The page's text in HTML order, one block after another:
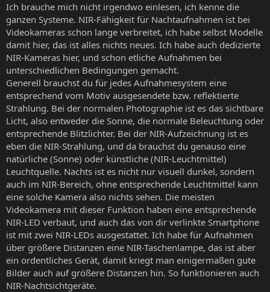
Ich brauche mich nicht irgendwo einlesen, ich kenne die
ganzen Systeme. NIR-Fähigkeit für Nachtaufnahmen ist bei
Videokameras schon lange verbreitet, ich habe selbst Modelle
damit hier, das ist alles nichts neues. Ich habe auch dedizierte
NIR-Kameras hier, und schon etliche Aufnahmen bei
unterschiedlichen Bedingungen gemacht.
Generell brauchst du für jedes Aufnahmesystem eine
entsprechend vom Motiv ausgesendete bzw. reflektierte
Strahlung. Bei der normalen Photographie ist es das sichtbare
Licht, also entweder die Sonne, die normale Beleuchtung oder
entsprechende Blitzlichter. Bei der NIR-Aufzeichnung ist es
eben die NIR-Strahlung, und da brauchst du genauso eine
natürliche (Sonne) oder künstliche (NIR-Leuchtmittel)
Leuchtquelle. Nachts ist es nicht nur visuell dunkel, sondern
auch im NIR-Bereich, ohne entsprechende Leuchtmittel kann
eine solche Kamera also nichts sehen. Die meisten
Videokamera mit dieser Funktion haben eine entsprechende
NIR-LED verbaut, und auch das von dir verlinkte Smartphone
ist mit zwei NIR-LEDs ausgestattet. Ich habe für Aufnahmen
über größere Distanzen eine NIR-Taschenlampe, das ist aber
ein ordentliches Gerät, damit kriegt man einigermaßen gute
Bilder auch auf größere Distanzen hin. So funktionieren auch
NIR-Nachtsichtgeräte.